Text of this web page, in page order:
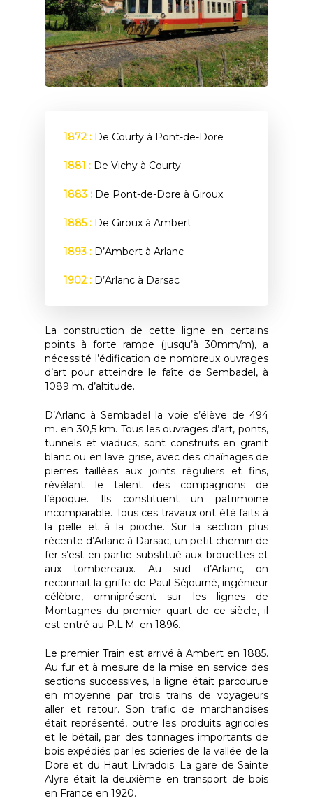
1872 : De Courty à Pont-de-Dore
1881 : De Vichy à Courty
1883 : De Pont-de-Dore à Giroux
1885 : De Giroux à Ambert
1893 : D’Ambert à Arlanc
1902 : D’Arlanc à Darsac
La construction de cette ligne en certains
points à forte rampe (jusqu’à 30mm/m), a
nécessité l’édification de nombreux ouvrages
d’art pour atteindre le faîte de Sembadel, à
1089 m. d’altitude.
D’Arlanc à Sembadel la voie s’élève de 494
m. en 30,5 km. Tous les ouvrages d’art, ponts,
tunnels et viaducs, sont construits en granit
blanc ou en lave grise, avec des chaînages de
pierres taillées aux joints réguliers et fins,
révélant le talent des compagnons de
l’époque. Ils constituent un patrimoine
incomparable. Tous ces travaux ont été faits à
la pelle et à la pioche. Sur la section plus
récente d’Arlanc à Darsac, un petit chemin de
fer s’est en partie substitué aux brouettes et
aux tombereaux. Au sud d’Arlanc, on
reconnait la griffe de Paul Séjourné, ingénieur
célèbre, omniprésent sur les lignes de
Montagnes du premier quart de ce siècle, il
est entré au P.L.M. en 1896.
Le premier Train est arrivé à Ambert en 1885.
Au fur et à mesure de la mise en service des
sections successives, la ligne était parcourue
en moyenne par trois trains de voyageurs
aller et retour. Son trafic de marchandises
était représenté, outre les produits agricoles
et le bétail, par des tonnages importants de
bois expédiés par les scieries de la vallée de la
Dore et du Haut Livradois. La gare de Sainte
Alyre était la deuxième en transport de bois
en France en 1920.